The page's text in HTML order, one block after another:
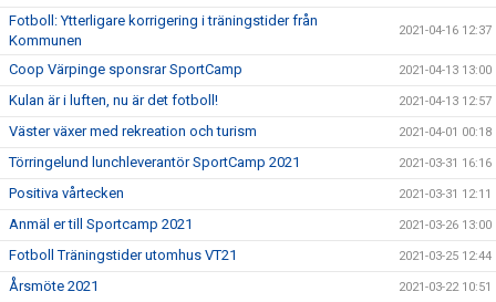
Fotboll: Ytterligare korrigering i träningstider från
Kommunen
2021-04-16 12:37
Coop Värpinge sponsrar SportCamp 2021-04-13 13:00
Kulan är i luften, nu är det fotboll! 2021-04-13 12:57
Väster växer med rekreation och turism 2021-04-01 00:18
Törringelund lunchleverantör SportCamp 2021 2021-03-31 16:16
Positiva vårtecken 2021-03-31 12:11
Anmäl er till Sportcamp 2021 2021-03-26 13:00
Fotboll Träningstider utomhus VT21 2021-03-25 12:44
Årsmöte 2021 2021-03-22 10:51